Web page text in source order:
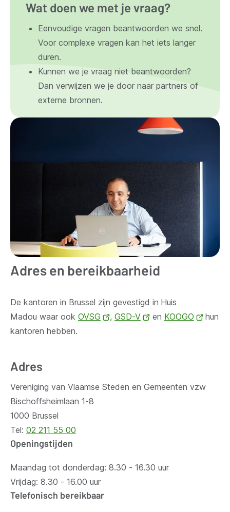
Wat doen we met je vraag?
Eenvoudige vragen beantwoorden we snel.
Voor complexe vragen kan het iets langer
duren.
Kunnen we je vraag niet beantwoorden?
Dan verwijzen we je door naar partners of
externe bronnen.
Adres en bereikbaarheid
De kantoren in Brussel zijn gevestigd in Huis
Madou waar ook OVSG
(opent
, GSD-V
(opent
en KOOGO
(opent
hun
kantoren hebben.
Adres
Vereniging van Vlaamse Steden en Gemeenten vzw
Bischoffsheimlaan 1-8
1000 Brussel
Tel: 02 211 55 00
Openingstijden
Maandag tot donderdag: 8.30 - 16.30 uur
Vrijdag: 8.30 - 16.00 uur
Telefonisch bereikbaar